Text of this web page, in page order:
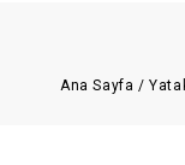
Ana Sayfa /